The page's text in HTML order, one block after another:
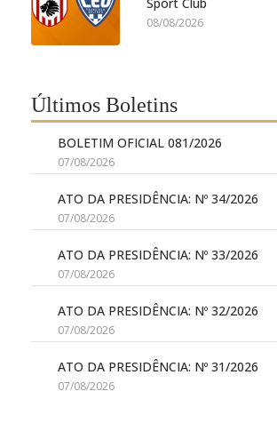
08/08/2026
Últimos Boletins
BOLETIM OFICIAL 081/2026
07/08/2026
ATO DA PRESIDÊNCIA: Nº 34/2026
07/08/2026
ATO DA PRESIDÊNCIA: Nº 33/2026
07/08/2026
ATO DA PRESIDÊNCIA: Nº 32/2026
07/08/2026
ATO DA PRESIDÊNCIA: Nº 31/2026
07/08/2026